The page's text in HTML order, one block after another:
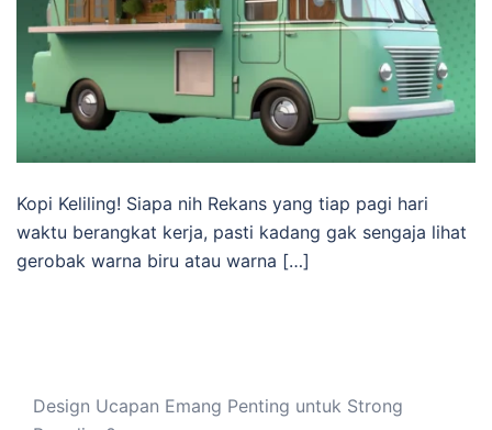
Kopi Keliling! Siapa nih Rekans yang tiap pagi hari
waktu berangkat kerja, pasti kadang gak sengaja lihat
gerobak warna biru atau warna […]
Design Ucapan Emang Penting untuk Strong